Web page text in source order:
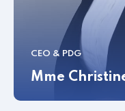
CEO & PDG
Mme